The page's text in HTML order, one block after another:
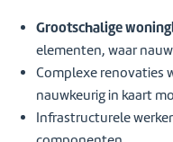
Grootschalige
elementen, waar
Complexe renovaties
nauwkeurig in kaart
Infrastructurele